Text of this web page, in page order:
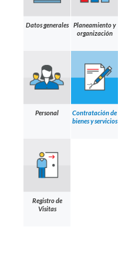
Datos generales
Planeamiento y
organización
Personal
Contratación de
bienes y servicios
Registro de
Visitas